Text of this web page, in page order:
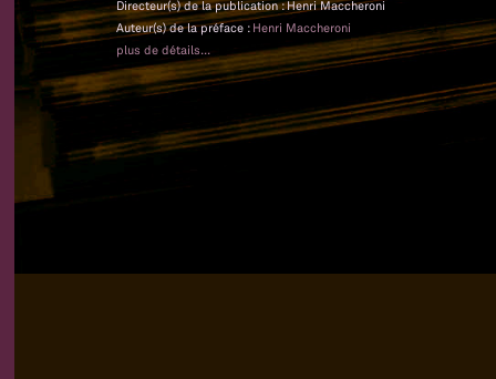
Directeur(s) de la publication : Henri Maccheroni
Auteur(s) de la préface : Henri Maccheroni
plus de détails...